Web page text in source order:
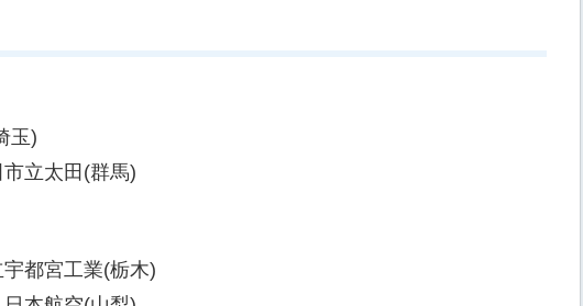
玉)
立太田(群馬)
都宮工業(栃木)